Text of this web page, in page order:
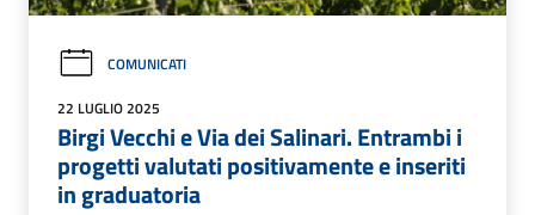
COMUNICATI
22 LUGLIO 2025
Birgi Vecchi e Via dei Salinari. Entrambi i
progetti valutati positivamente e inseriti
in graduatoria